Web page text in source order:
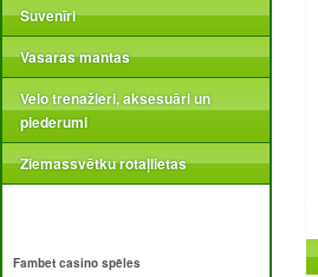
Suvenīri
Vasaras mantas
Velo trenažieri, aksesuāri un
piederumi
Ziemassvētku rotaļlietas
Fambet casino spēles